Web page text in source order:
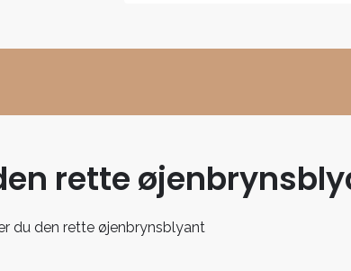
rette
du den rette øjenbrynsblyant